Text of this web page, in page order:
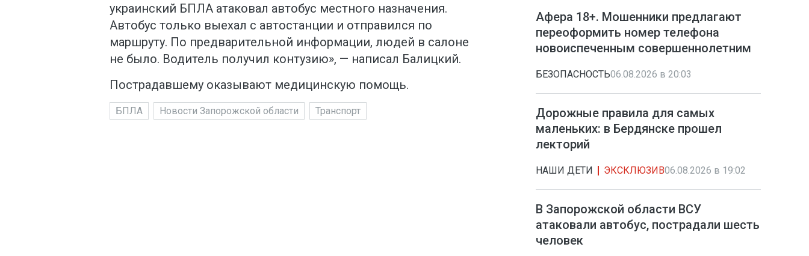
украинский БПЛА атаковал автобус местного назначения.
Автобус только выехал с автостанции и отправился по
маршруту. По предварительной информации, людей в салоне
не было. Водитель получил контузию», — написал Балицкий.
Пострадавшему оказывают медицинскую помощь.
БПЛА Новости Запорожской области Транспорт
Афера 18+. Мошенники предлагают
переоформить номер телефона
новоиспеченным совершеннолетним
БЕЗОПАСНОСТЬ06.08.2026 в 20:03
Дорожные правила для самых
маленьких: в Бердянске прошел
лекторий
НАШИ ДЕТИ ЭКСКЛЮЗИВ06.08.2026 в 19:02
В Запорожской области ВСУ
атаковали автобус, пострадали шесть
человек